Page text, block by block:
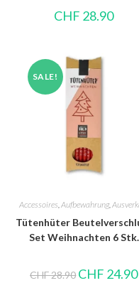
CHF 28.90
SALE!
Accessoires,Aufbewahrung,
Tütenhüter
Set Weihnachten 6 Stk.
CHF28.90 CHF 24.90